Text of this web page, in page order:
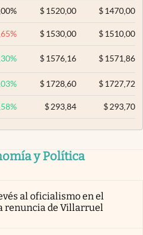
% $ 1520,00 $1470,00
% $ 1530,00 $1510,00
% $ 1576,16 $1571,86
% $ 1728,60 $1727,72
% $ 293,84 $293,70
y Política
al oficialismo en el
renuncia de Villarruel